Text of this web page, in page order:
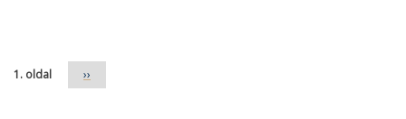
1. oldal Következő
oldal
››